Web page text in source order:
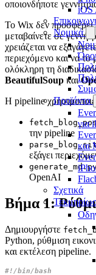
iOS
Νομικά
Προϊόντα
για
και
Σχετικά
οποιονδήποτε
Το Wix δεν
μεταβαίνετε σε
χρειάζεται να
περιεχόμενο και να το
ολόκληρη τη
BeautifulSoup και
Η pipeline
την pipeline
εξάγει
OpenAI
Βήμα 1:
Δημιουργήστε
Python, ρύθμιση
και εκτέλεση pipeline.